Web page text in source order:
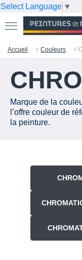
Select Language ▼
Accueil Couleurs
Marque de la
l’offre couleur de
la peinture.